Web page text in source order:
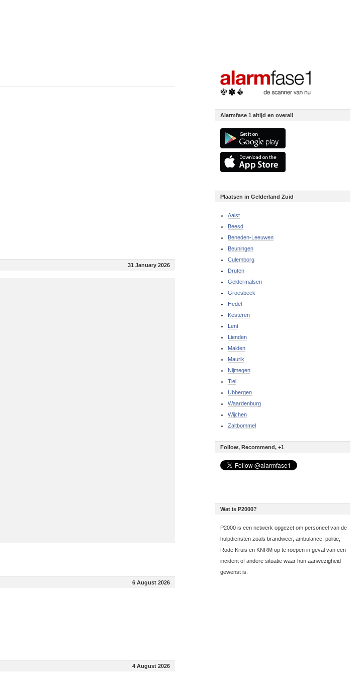
31 January 2026
6 August 2026
4 August 2026
Alarmfase 1 altijd en overal!
Plaatsen in Gelderland Zuid
Aalst
Beesd
Beneden-Leeuwen
Beuningen
Culemborg
Druten
Geldermalsen
Groesbeek
Hedel
Kesteren
Lent
Lienden
Malden
Maurik
Nijmegen
Tiel
Ubbergen
Waardenburg
Wijchen
Zaltbommel
Follow, Recommend, +1
Wat is P2000?
P2000 is een netwerk opgezet om personeel van de
hulpdiensten zoals brandweer, ambulance, politie,
Rode Kruis en KNRM op te roepen in geval van een
incident of andere situatie waar hun aanwezigheid
gewenst is.